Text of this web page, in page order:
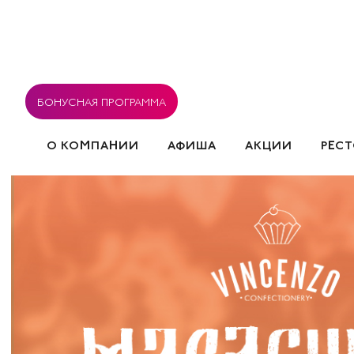
БОНУСНАЯ ПРОГРАММА
О КОМПАНИИ АФИША АКЦИИ
СОГЛАСИЕ НА
ПОЛИТИКА ИСПОЛЬЗОВАНИЯ
СОБЫТИЯ